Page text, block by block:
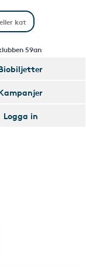
59an
Logga in